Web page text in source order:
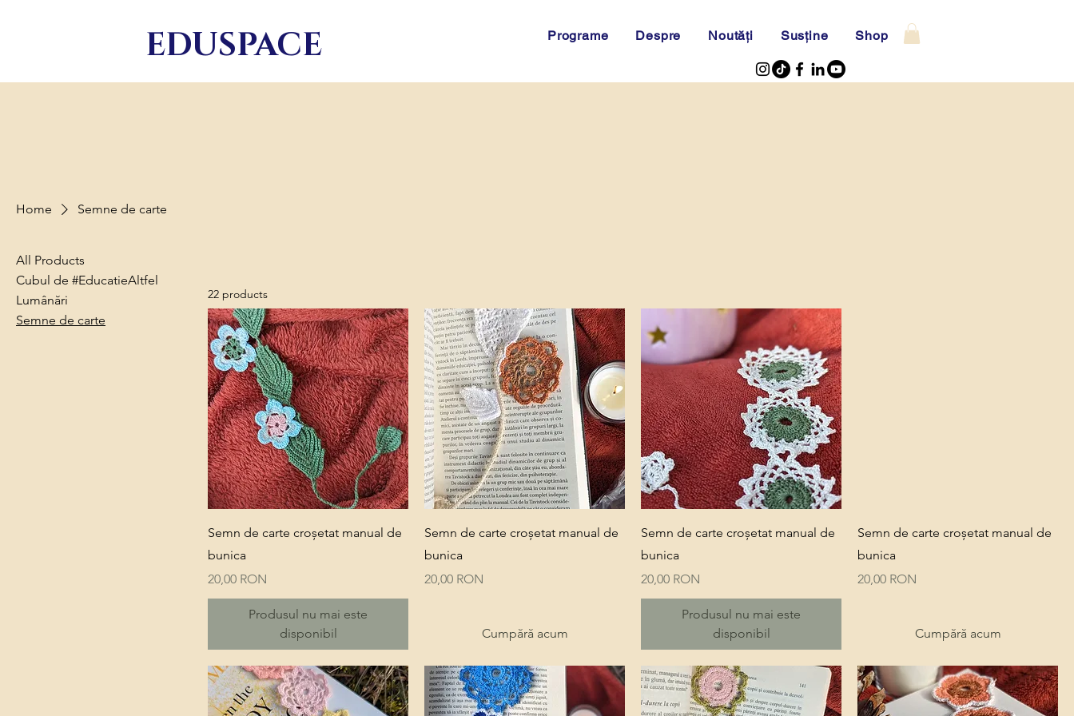
EDUSPACE Programe Despre Noutăți Susține Shop
Home Semne de carte
All Products
Cubul de #EducatieAltfel
Lumânări
Semne de carte
22 products
Quick View
Semn de carte croșetat manual de
bunica
Price
20,00 RON
Produsul nu mai este
disponibil
Quick View
Semn de carte croșetat manual de
bunica
Price
20,00 RON
Cumpără acum
Quick View
Semn de carte croșetat manual de
bunica
Price
20,00 RON
Produsul nu mai este
disponibil
Quick View
Semn de carte croșetat manual de
bunica
Price
20,00 RON
Cumpără acum